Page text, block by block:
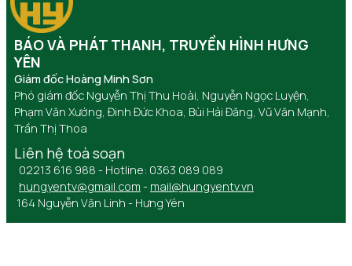
BÁO VÀ PHÁT THANH, TRUYỀN HÌNH HƯNG
YÊN
Giám đốc Hoàng Minh Sơn
Phó giám đốc Nguyễn Thị Thu Hoài, Nguyễn Ngọc Luyện,
Phạm Văn Xướng, Đinh Đức Khoa, Bùi Hải Đăng, Vũ Văn Mạnh,
Trần Thị Thoa
Liên hệ toà soạn
02213 616 988 - Hotline: 0363 089 089
hungyentv@gmail.com - mail@hungyentv.vn
164 Nguyễn Văn Linh - Hưng Yên